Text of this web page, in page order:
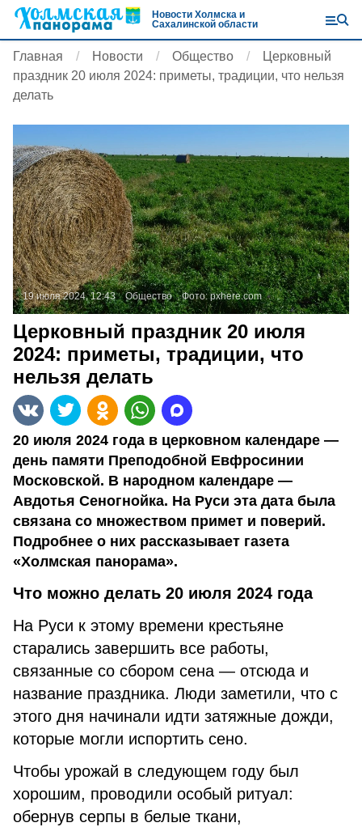
Новости Холмска и
Сахалинской области
Главная Новости Общество
Церковный
праздник 20 июля 2024: приметы, традиции, что нельзя
делать
19 июля 2024, 12:43 Общество Фото:pxhere.com
Церковный праздник 20 июля
2024: приметы, традиции, что
нельзя делать
20 июля 2024 года в церковном календаре —
день памяти Преподобной Евфросинии
Московской. В народном календаре —
Авдотья Сеногнойка. На Руси эта дата была
связана со множеством примет и поверий.
Подробнее о них рассказывает газета
«Холмская панорама».
Что можно делать 20 июля 2024 года
На Руси к этому времени крестьяне
старались завершить все работы,
связанные со сбором сена — отсюда и
название праздника. Люди заметили, что с
этого дня начинали идти затяжные дожди,
которые могли испортить сено.
Чтобы урожай в следующем году был
хорошим, проводили особый ритуал:
обернув серпы в белые ткани,